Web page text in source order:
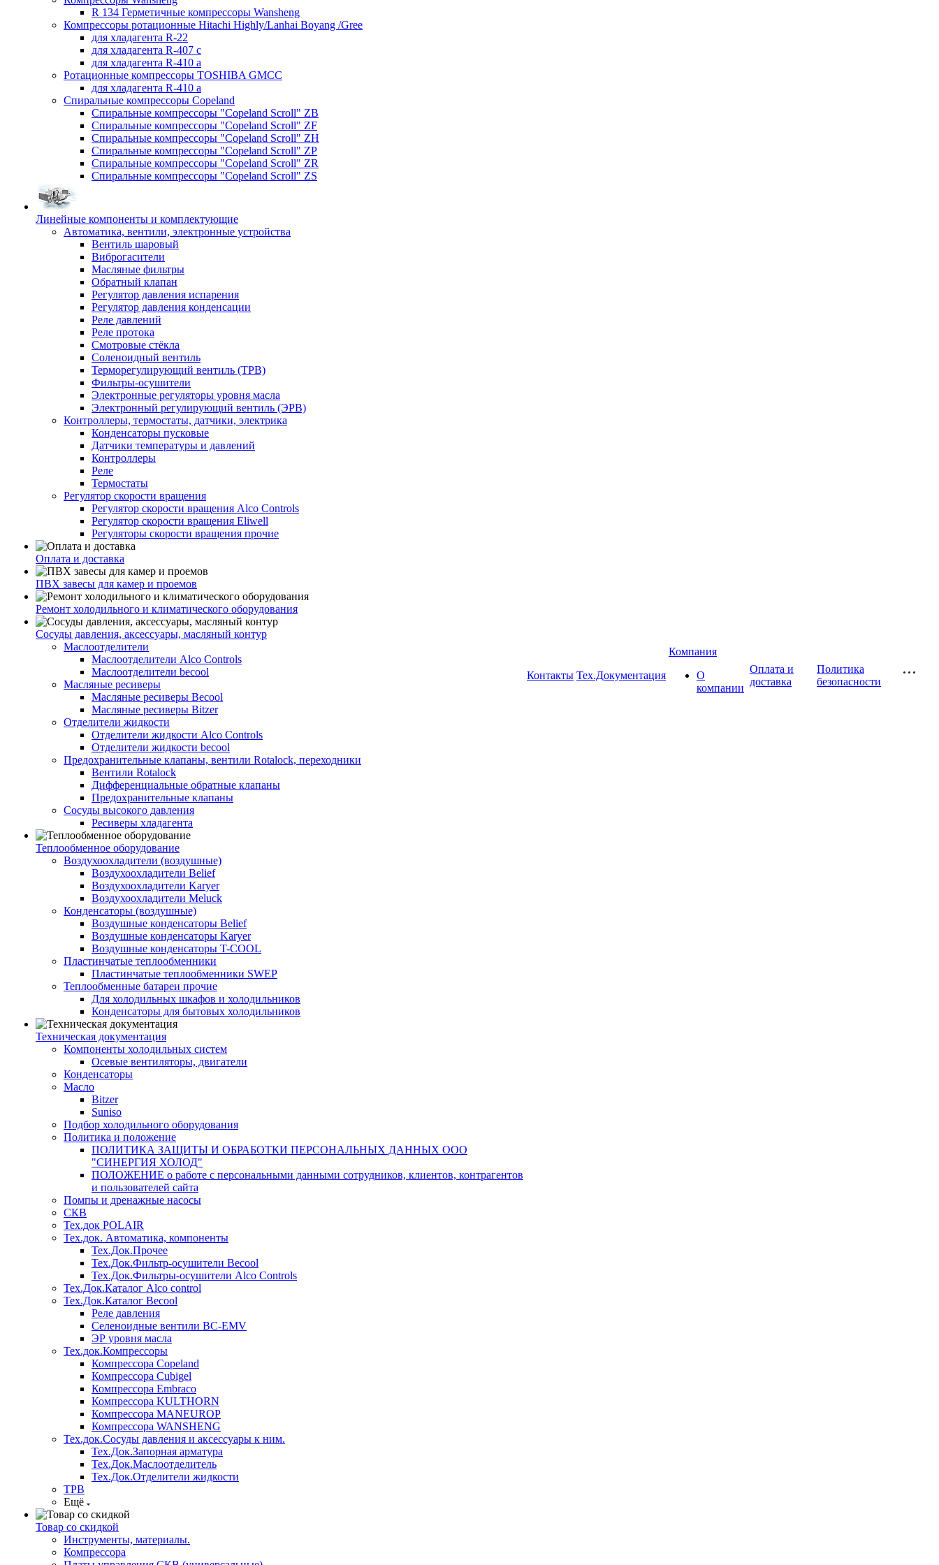
R 134 Герметичные компрессоры Wansheng
Компрессоры ротационные Hitachi Highly/Lanhai Boyang /Gree
для хладагента R-22
для хладагента R-407 с
для хладагента R-410 а
Ротационные компрессоры TOSHIBA GMCC
для хладагента R-410 а
Спиральные компрессоры Copeland
Спиральные компрессоры "Copeland Scroll" ZB
Спиральные компрессоры "Copeland Scroll" ZF
Спиральные компрессоры "Copeland Scroll" ZH
Спиральные компрессоры "Copeland Scroll" ZP
Спиральные компрессоры "Copeland Scroll" ZR
Спиральные компрессоры "Copeland Scroll" ZS
Линейные компоненты и комплектующие
Автоматика, вентили, электронные устройства
Вентиль шаровый
Виброгасители
Масляные фильтры
Обратный клапан
Регулятор давления испарения
Регулятор давления конденсации
Реле давлений
Реле протока
Смотровые стёкла
Соленоидный вентиль
Терморегулирующий вентиль (ТРВ)
Фильтры-осушители
Электронные регуляторы уровня масла
Электронный регулирующий вентиль (ЭРВ)
Контроллеры, термостаты, датчики, электрика
Конденсаторы пусковые
Датчики температуры и давлений
Контроллеры
Реле
Термостаты
Регулятор скорости вращения
Регулятор скорости вращения Alco Controls
Регулятор скорости вращения Eliwell
Регуляторы скорости вращения прочие
Оплата и доставка
ПВХ завесы для камер и проемов
Ремонт холодильного и климатического оборудования
Сосуды давления, аксессуары, масляный контур
Маслоотделители
Маслоотделители Alco Controls
Маслоотделители becool
Масляные ресиверы
Масляные ресиверы Becool
Масляные ресиверы Bitzer
Отделители жидкости
Отделители жидкости Alco Controls
Отделители жидкости becool
Предохранительные клапаны, вентили Rotalock, переходники
Вентили Rotalock
Дифференциальные обратные клапаны
Предохранительные клапаны
Сосуды высокого давления
Ресиверы хладагента
Теплообменное оборудование
Воздухоохладители (воздушные)
Воздухоохладители Belief
Воздухоохладители Karyer
Воздухоохладители Meluck
Конденсаторы (воздушные)
Воздушные конденсаторы Belief
Воздушные конденсаторы Karyer
Воздушные конденсаторы T-COOL
Пластинчатые теплообменники
Пластинчатые теплообменники SWEP
Теплообменные батареи прочие
Для холодильных шкафов и холодильников
Конденсаторы для бытовых холодильников
Техническая документация
Компоненты холодильных систем
Осевые вентиляторы, двигатели
Конденсаторы
Масло
Bitzer
Suniso
Подбор холодильного оборудования
Политика и положение
ПОЛИТИКА ЗАЩИТЫ И ОБРАБОТКИ ПЕРСОНАЛЬНЫХ ДАННЫХ ООО
"СИНЕРГИЯ ХОЛОД"
ПОЛОЖЕНИЕ о работе с персональными данными сотрудников, клиентов, контрагентов
и пользователей сайта
Помпы и дренажные насосы
СКВ
Тех.док POLAIR
Тех.док. Автоматика, компоненты
Тех.Док.Прочее
Тех.Док.Фильтр-осушители Becool
Тех.Док.Фильтры-осушители Alco Controls
Тех.Док.Каталог Alco control
Тех.Док.Каталог Becool
Реле давления
Селеноидные вентили BC-EMV
ЭР уровня масла
Тех.док.Компрессоры
Компрессора Copeland
Компрессора Cubigel
Компрессора Embraco
Компрессора KULTHORN
Компрессора MANEUROP
Компрессора WANSHENG
Тех.док.Сосуды давления и аксессуары к ним.
Тех.Док.Запорная арматура
Тех.Док.Маслоотделитель
Тех.Док.Отделители жидкости
ТРВ
Ещё
Товар со скидкой
Инструменты, материалы.
Компрессора
Контакты Тех.Документация
Компания
О
компании
Оплата и
доставка
Политика
безопасности